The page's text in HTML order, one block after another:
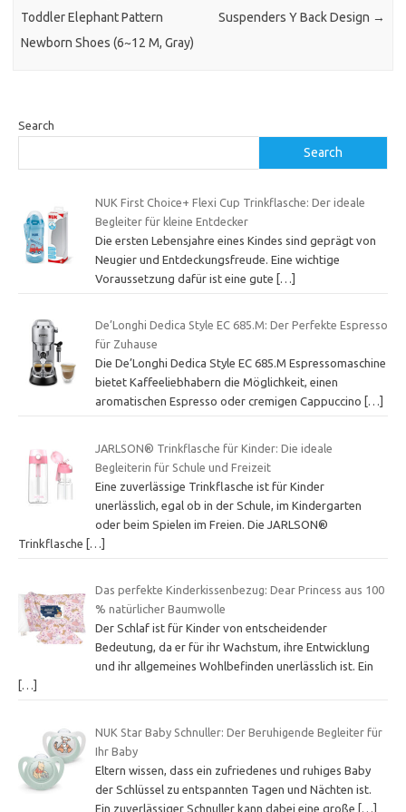
Toddler Elephant Pattern
Newborn Shoes (6~12 M, Gray)
Suspenders Y Back Design →
Search
Search
NUK First Choice+ Flexi Cup Trinkflasche: Der ideale
Begleiter für kleine Entdecker
Die ersten Lebensjahre eines Kindes sind geprägt von
Neugier und Entdeckungsfreude. Eine wichtige
Voraussetzung dafür ist eine gute […]
De’Longhi Dedica Style EC 685.M: Der Perfekte Espresso
für Zuhause
Die De’Longhi Dedica Style EC 685.M Espressomaschine
bietet Kaffeeliebhabern die Möglichkeit, einen
aromatischen Espresso oder cremigen Cappuccino
[…]
JARLSON® Trinkflasche für Kinder: Die ideale
Begleiterin für Schule und Freizeit
Eine zuverlässige Trinkflasche ist für Kinder
unerlässlich, egal ob in der Schule, im Kindergarten
oder beim Spielen im Freien. Die JARLSON®
Trinkflasche […]
Das perfekte Kinderkissenbezug: Dear Princess aus 100
% natürlicher Baumwolle
Der Schlaf ist für Kinder von entscheidender
Bedeutung, da er für ihr Wachstum, ihre Entwicklung
und ihr allgemeines Wohlbefinden unerlässlich ist. Ein
[…]
NUK Star Baby Schnuller: Der Beruhigende Begleiter für
Ihr Baby
Eltern wissen, dass ein zufriedenes und ruhiges Baby
der Schlüssel zu entspannten Tagen und Nächten ist.
Ein zuverlässiger Schnuller kann dabei eine große […]